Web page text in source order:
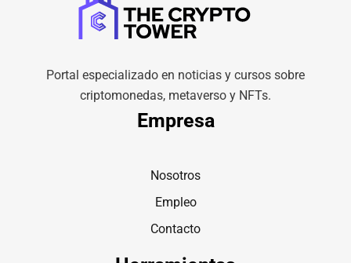
Portal especializado en noticias y cursos sobre
criptomonedas, metaverso y NFTs.
Empresa
Nosotros
Empleo
Contacto